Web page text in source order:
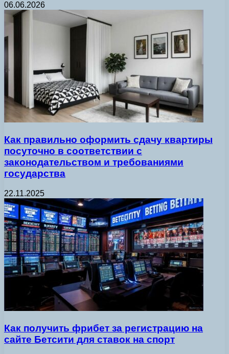
06.06.2026
Как правильно оформить сдачу квартиры
посуточно в соответствии с
законодательством и требованиями
государства
22.11.2025
Как получить фрибет за регистрацию на
сайте Бетсити для ставок на спорт